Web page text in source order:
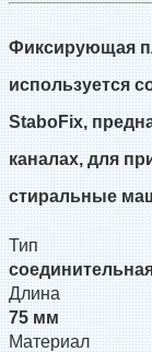
Фиксирующая
используется
StaboFix,
каналах, для
стиральные
Тип
Длина
75 мм
Материал